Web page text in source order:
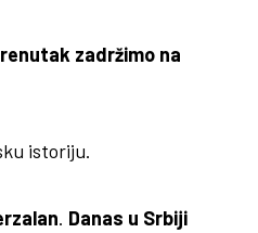
zadržimo na
istoriju.
. Danas u Srbiji